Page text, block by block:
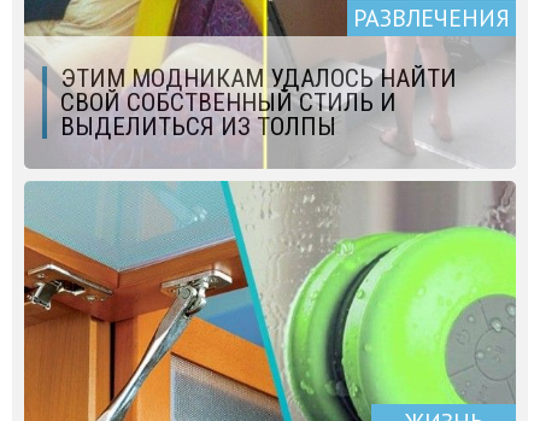
РАЗВЛЕЧЕНИЯ
ЭТИМ МОДНИКАМ УДАЛОСЬ НАЙТИ
СВОЙ СОБСТВЕННЫЙ СТИЛЬ И
ВЫДЕЛИТЬСЯ ИЗ ТОЛПЫ